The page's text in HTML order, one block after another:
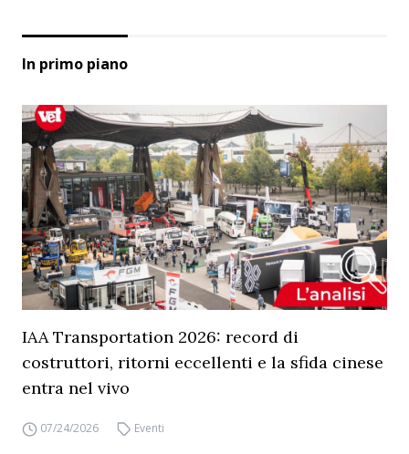
In primo piano
IAA Transportation 2026: record di
costruttori, ritorni eccellenti e la sfida cinese
entra nel vivo
07/24/2026 Eventi